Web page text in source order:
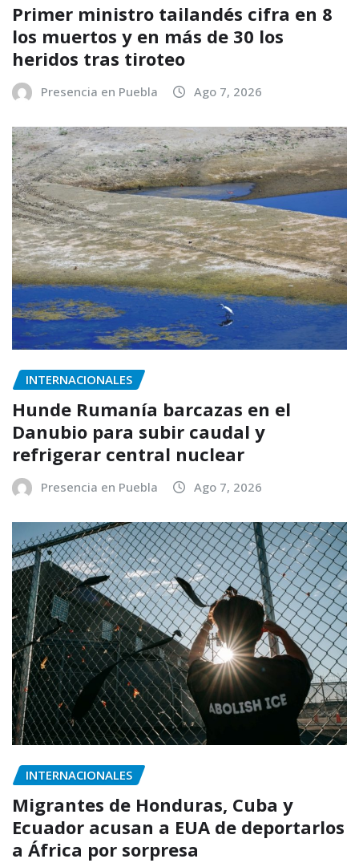
Primer ministro tailandés cifra en 8
los muertos y en más de 30 los
heridos tras tiroteo
Presencia en Puebla Ago 7, 2026
INTERNACIONALES
Hunde Rumanía barcazas en el
Danubio para subir caudal y
refrigerar central nuclear
Presencia en Puebla Ago 7, 2026
INTERNACIONALES
Migrantes de Honduras, Cuba y
Ecuador acusan a EUA de deportarlos
a África por sorpresa